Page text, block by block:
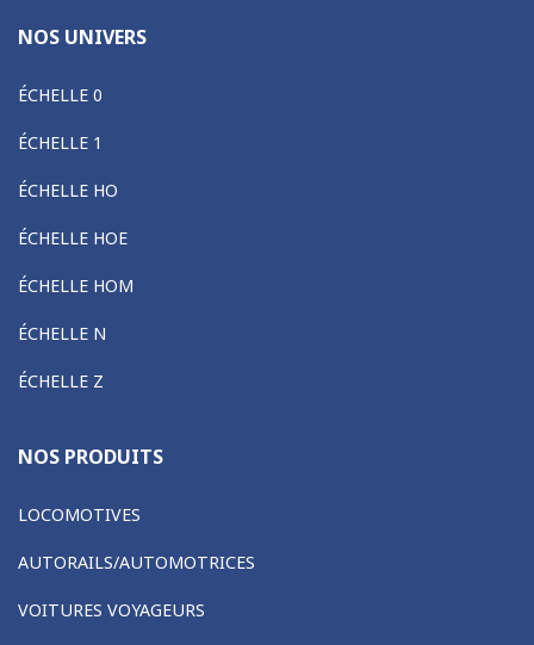
NOS UNIVERS
ÉCHELLE 0
ÉCHELLE 1
ÉCHELLE HO
ÉCHELLE HOE
ÉCHELLE HOM
ÉCHELLE N
ÉCHELLE Z
NOS PRODUITS
LOCOMOTIVES
AUTORAILS/AUTOMOTRICES
VOITURES VOYAGEURS